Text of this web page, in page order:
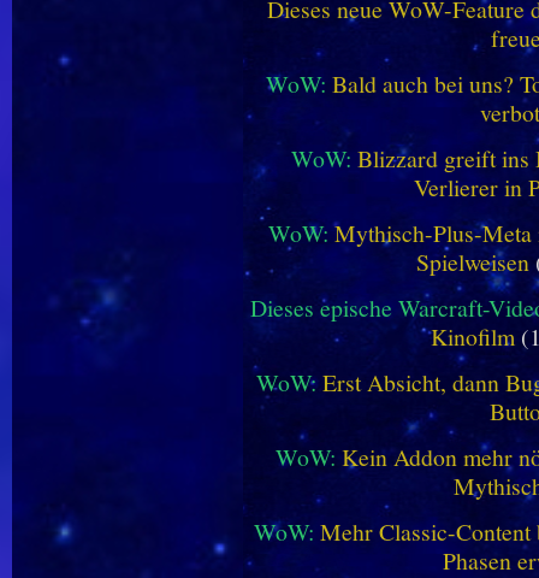
Dieses neue WoW-
WoW: Bald auch bei uns?
WoW: Blizzard greift ins
Verlierer in
WoW: Mythisch-Plus-Meta
Spielweisen
Dieses epische Warcraft-
Kinofilm
WoW:Erst Absicht, dann
WoW: Kein Addon mehr
WoW: Mehr Classic-
Phasen